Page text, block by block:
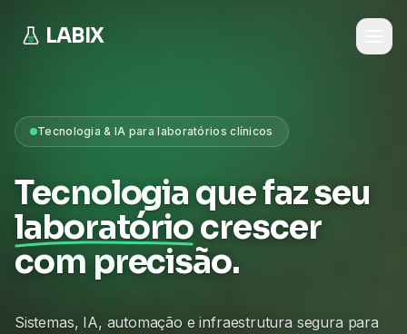
LABIX
Tecnologia & IA para laboratórios clínicos
Tecnologia que faz seu
laboratóriocrescer
com precisão.
Sistemas, IA, automação e infraestrutura segura para